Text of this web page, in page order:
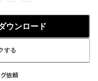
ウンロード
する
依頼